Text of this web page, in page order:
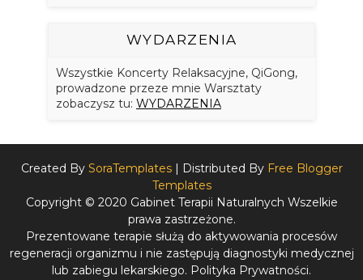
WYDARZENIA
Wszystkie Koncerty Relaksacyjne, QiGong,
prowadzone przeze mnie Warsztaty
zobaczysz tu: WYDARZENIA
Created By SoraTemplates| Distributed By Free Blogger
Templates
Copyright © 2020 Gabinet Terapii Naturalnych Wszelkie
prawa zastrzeżone.
Prezentowane terapie służą do aktywowania procesów
regeneracji organizmu i nie zastępują diagnostyki medycznej
lub zabiegu lekarskiego. Polityka Prywatności.